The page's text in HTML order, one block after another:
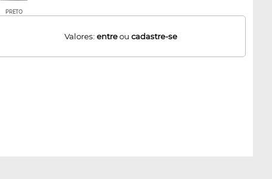
PRETO
Valores:entreoucadastre-se